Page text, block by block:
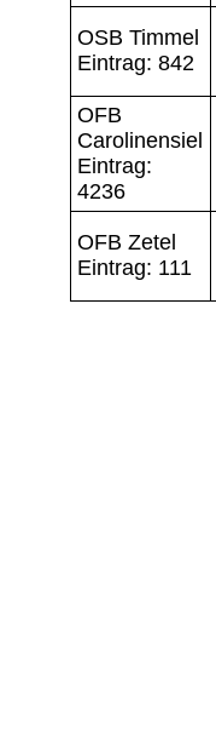
OSB Timmel
Eintrag: 842
OFB
Carolinensiel
Eintrag:
4236
OFB Zetel
Eintrag: 111